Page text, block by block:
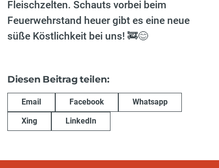
Fleischzelten. Schauts vorbei beim
Feuerwehrstand heuer gibt es eine neue
süße Köstlichkeit bei uns! 🚒😊
Diesen Beitrag teilen:
Email Facebook Whatsapp
Xing LinkedIn